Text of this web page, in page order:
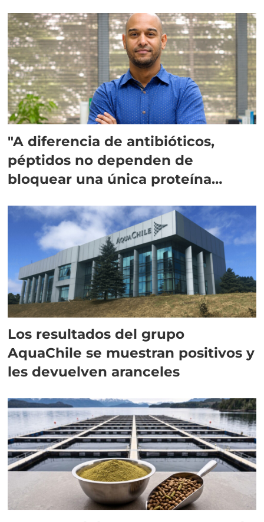
"A diferencia de antibióticos,
péptidos no dependen de
bloquear una única proteína
Los resultados del grupo
AquaChile se muestran positivos y
les devuelven aranceles